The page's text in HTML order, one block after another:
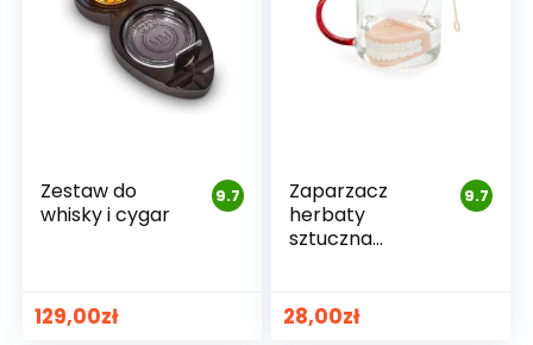
9.7
Zestaw do
whisky i cygar
129,00zł
9.7
Zaparzacz
herbaty
sztuczna
28,00zł